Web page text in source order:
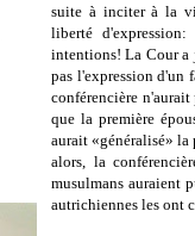
suite à inciter à la
liberté
intentions!La Cour a
pas l'expression d'un
conférencière
que la première
aurait «généralisé»
alors, la
musulmans auraient
autrichiennes les ont